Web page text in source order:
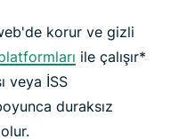
korur ve gizli
ile çalışır*
veya İSS
duraksız